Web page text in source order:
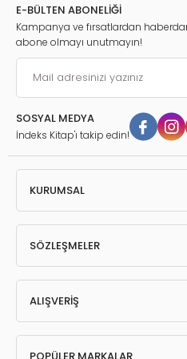
Hekimin Sözleşme Sorumluluğu
Hekimin Sözleşme Dışı
Hekimlik Sözleşmesinde Tarafların
Sözleşmenin Sona Ermesi
Güncel Yargı Kararları
E-BÜLTEN ABONELİĞİ
Kampanya ve fırsatlardan
abone olmayı unutmayın!
SOSYAL MEDYA
İndeks Kitap'ı takip edin!
KURUMSAL
SÖZLEŞMELER
ALIŞVERİŞ